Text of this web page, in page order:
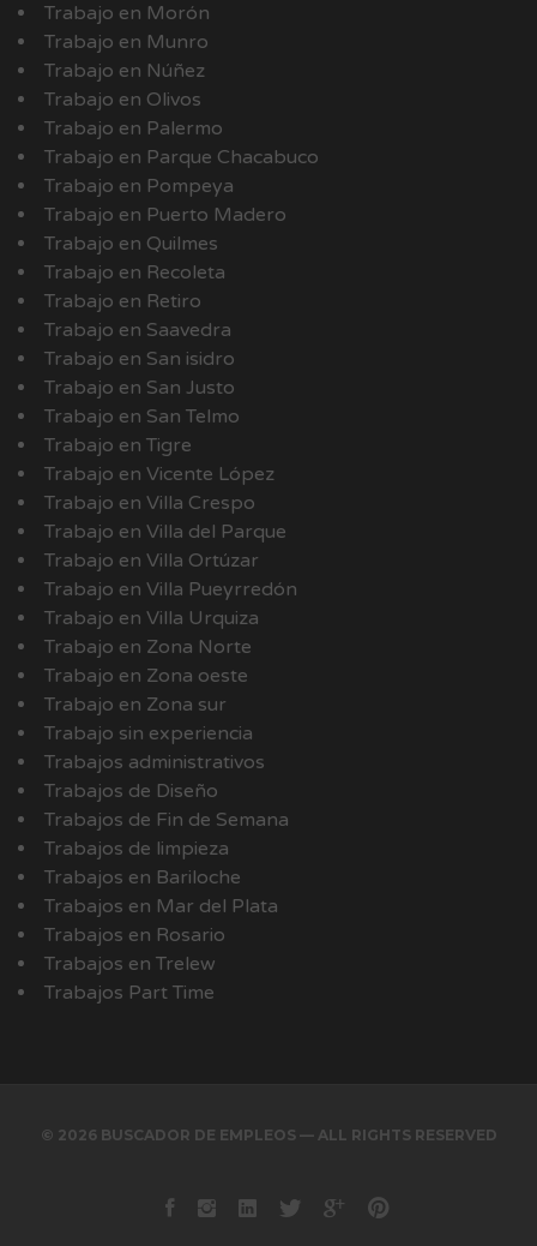
Trabajo en Morón
Trabajo en Munro
Trabajo en Núñez
Trabajo en Olivos
Trabajo en Palermo
Trabajo en Parque Chacabuco
Trabajo en Pompeya
Trabajo en Puerto Madero
Trabajo en Quilmes
Trabajo en Recoleta
Trabajo en Retiro
Trabajo en Saavedra
Trabajo en San isidro
Trabajo en San Justo
Trabajo en San Telmo
Trabajo en Tigre
Trabajo en Vicente López
Trabajo en Villa Crespo
Trabajo en Villa del Parque
Trabajo en Villa Ortúzar
Trabajo en Villa Pueyrredón
Trabajo en Villa Urquiza
Trabajo en Zona Norte
Trabajo en Zona oeste
Trabajo en Zona sur
Trabajo sin experiencia
Trabajos administrativos
Trabajos de Diseño
Trabajos de Fin de Semana
Trabajos de limpieza
Trabajos en Bariloche
Trabajos en Mar del Plata
Trabajos en Rosario
Trabajos en Trelew
Trabajos Part Time
© 2026 BUSCADOR DE EMPLEOS — ALL RIGHTS RESERVED
Facebook
instagram
LinkedinTwitterGoogle+